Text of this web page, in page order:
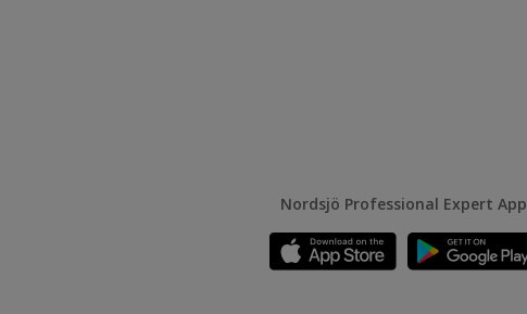
Nordsjö Professional Expert App